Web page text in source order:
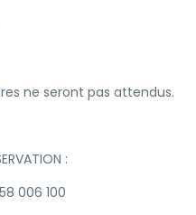
ne seront pas attendus.
:
006 100